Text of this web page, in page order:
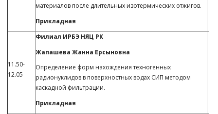
материалов после длительных изотермических отжигов.
Прикладная
11.50-
12.05
Филиал ИРБЭ НЯЦ РК
Жапашева Жанна Ерсыновна
Определение форм нахождения техногенных
радионуклидов в поверхностных водах СИП методом
каскадной фильтрации.
Прикладная